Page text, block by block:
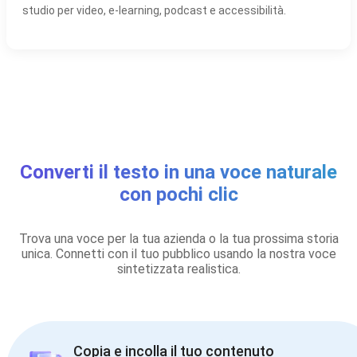
studio per video, e-learning, podcast e accessibilità.
Converti il testo in una voce naturale
con pochi clic
Trova una voce per la tua azienda o la tua prossima storia
unica. Connetti con il tuo pubblico usando la nostra voce
sintetizzata realistica.
Copia e incolla il tuo contenuto